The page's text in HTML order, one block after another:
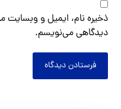
ذخیره نام، ایمیل و وبسایت
دیدگاهی می‌نویسم.
فرستادن دیدگاه